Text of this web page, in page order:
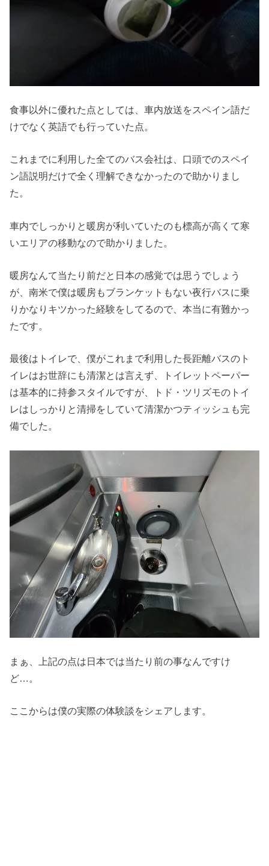
食事以外に優れた点としては、車内放送をスペイン語だ
けでなく英語でも行っていた点。
これまでに利用した全てのバス会社は、口頭でのスペイ
ン語説明だけで全く理解できなかったので助かりまし
た。
車内でしっかりと暖房が利いていたのも標高が高くて寒
いエリアの移動なので助かりました。
暖房なんて当たり前だと日本の感覚では思うでしょう
が、南米で僕は暖房もブランケットもない夜行バスに乗
りかなりキツかった経験をしてるので、本当に有難かっ
たです。
最後はトイレで、僕がこれまで利用した長距離バスのト
イレはお世辞にも清潔とは言えず、トイレットペーパー
は基本的に持参スタイルですが、トド・ツリズモのトイ
レはしっかりと清掃をしていて清潔かつティッシュも完
備でした。
まぁ、上記の点は日本では当たり前の事なんですけ
ど…。
ここからは僕の実際の体験談をシェアします。